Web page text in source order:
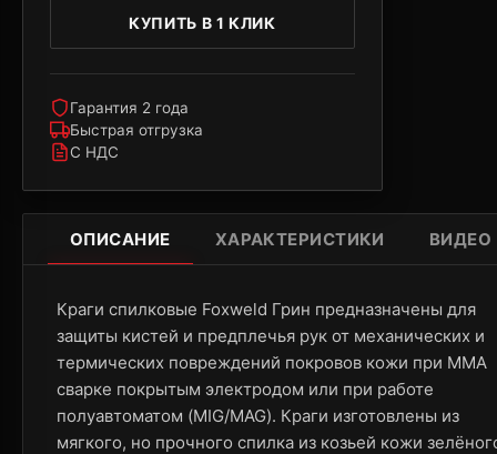
ОПИСАНИЕ ХАРАКТЕРИСТИКИ ВИДЕО
Краги спилковые Foxweld Грин предназначены для
защиты кистей и предплечья рук от механических и
термических повреждений покровов кожи при ММА
сварке покрытым электродом или при работе
полуавтоматом (MIG/MAG). Краги изготовлены из
мягкого, но прочного спилка из козьей кожи
КУПИТЬ В 1 КЛИК
Гарантия 2 года
Быстрая отгрузка
С НДС